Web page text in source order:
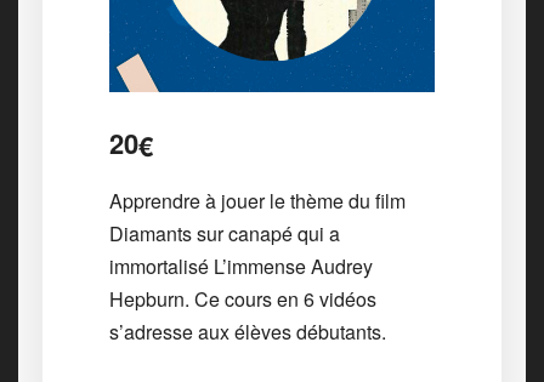
20€
Apprendre à jouer le thème du film
Diamants sur canapé qui a
immortalisé L’immense Audrey
Hepburn. Ce cours en 6 vidéos
s’adresse aux élèves débutants.